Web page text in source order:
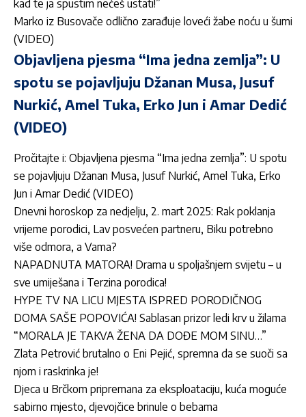
kad te ja spustim nećeš ustati!”
Marko iz Busovače odlično zarađuje loveći žabe noću u šumi
(VIDEO)
Objavljena pjesma “Ima jedna zemlja”: U
spotu se pojavljuju Džanan Musa, Jusuf
Nurkić, Amel Tuka, Erko Jun i Amar Dedić
(VIDEO)
Pročitajte i: Objavljena pjesma “Ima jedna zemlja”: U spotu
se pojavljuju Džanan Musa, Jusuf Nurkić, Amel Tuka, Erko
Jun i Amar Dedić (VIDEO)
Dnevni horoskop za nedjelju, 2. mart 2025: Rak poklanja
vrijeme porodici, Lav posvećen partneru, Biku potrebno
više odmora, a Vama?
NAPADNUTA MATORA! Drama u spoljašnjem svijetu – u
sve umiješana i Terzina porodica!
HYPE TV NA LICU MJESTA ISPRED PORODIČNOG
DOMA SAŠE POPOVIĆA! Sablasan prizor ledi krv u žilama
“MORALA JE TAKVA ŽENA DA DOĐE MOM SINU…”
Zlata Petrović brutalno o Eni Pejić, spremna da se suoči sa
njom i raskrinka je!
Djeca u Brčkom pripremana za eksploataciju, kuća moguće
sabirno mjesto, djevojčice brinule o bebama